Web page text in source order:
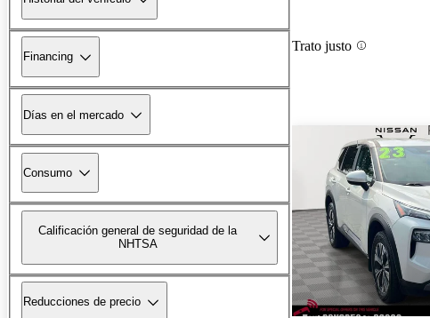
Financing
Días en el mercado
Consumo
Calificación general de seguridad de la
NHTSA
Reducciones de precio
Trato justo